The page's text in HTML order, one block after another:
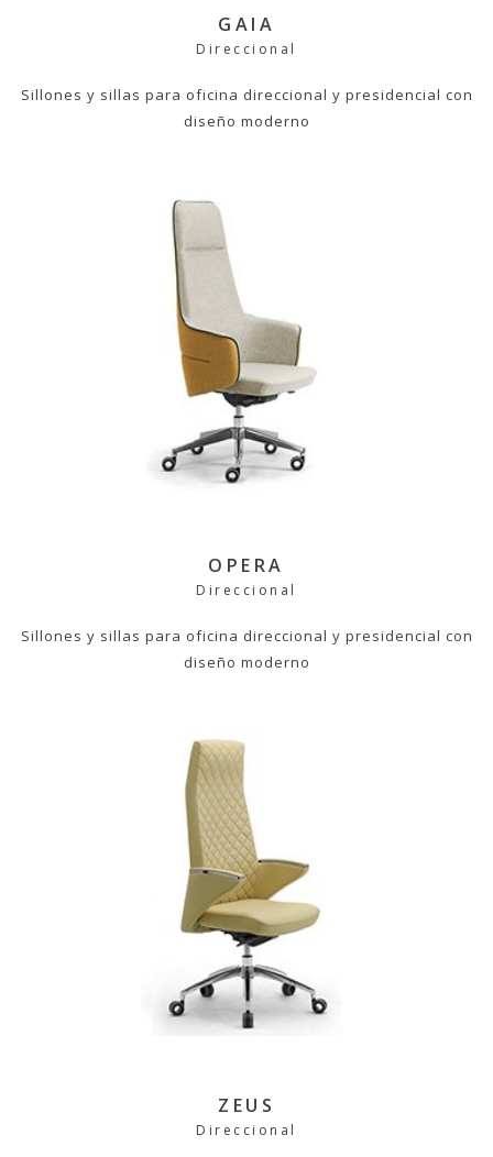
GAIA
Direccional
Sillones y sillas para oficina direccional y presidencial con
diseño moderno
OPERA
Direccional
Sillones y sillas para oficina direccional y presidencial con
diseño moderno
ZEUS
Direccional